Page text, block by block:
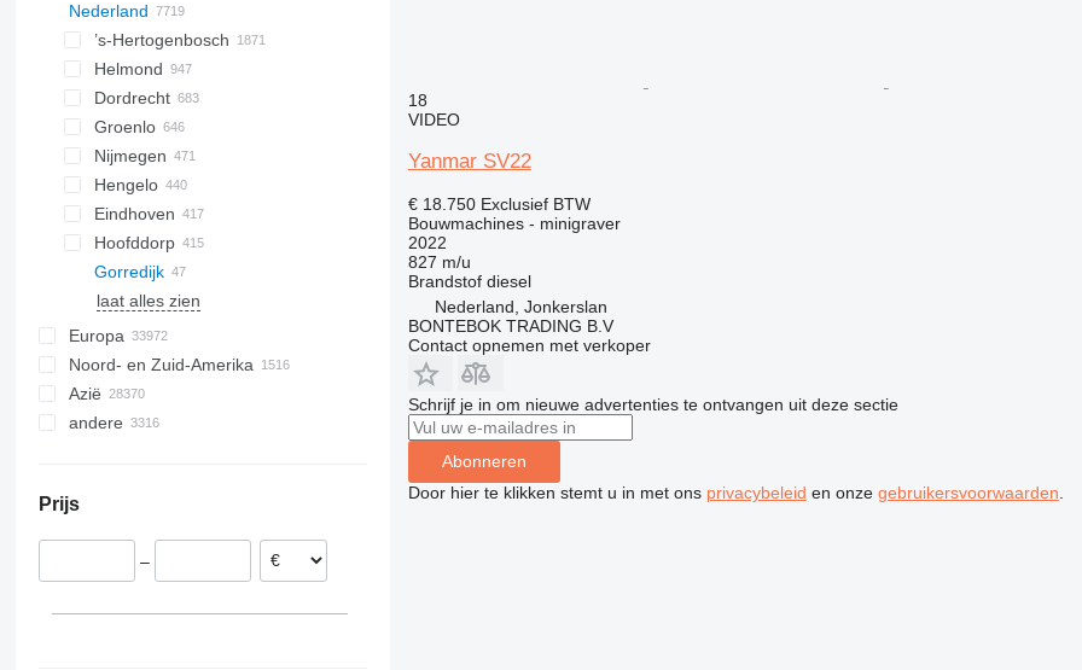
Nederland
’s-Hertogenbosch
Helmond
Dordrecht
Groenlo
Nijmegen
Hengelo
Eindhoven
Hoofddorp
Gorredijk
laat alles zien
Europa
Duitsland
Polen
Spanje
België
Frankrijk
Noord- en Zuid-Amerika
Mexico
VS
Azië
China
Oezbekistan
Israël
andere
Colombia
Peru
Prijs
–
18
VIDEO
Yanmar SV22
€ 18.750 Exclusief BTW
Bouwmachines - minigraver
2022
827 m/u
Brandstof diesel
Nederland, Jonkerslan
BONTEBOK TRADING B.V
Contact opnemen met verkoper
Schrijf je in om nieuwe advertenties te ontvangen uit deze sectie
Abonneren
Door hier te klikken stemt u in met ons privacybeleid en onze gebruikersvoorwaarden